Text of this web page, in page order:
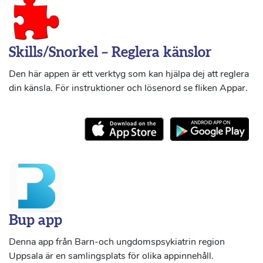
Skills/Snorkel – Reglera känslor
Den här appen är ett verktyg som kan hjälpa dej att reglera
din känsla. För instruktioner och lösenord se fliken Appar.
Bup app
Denna app från Barn-och ungdomspsykiatrin region
Uppsala är en samlingsplats för olika appinnehåll.